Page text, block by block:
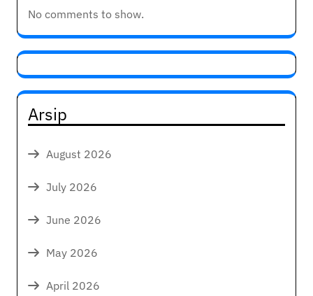
No comments to show.
Arsip
August 2026
July 2026
June 2026
May 2026
April 2026